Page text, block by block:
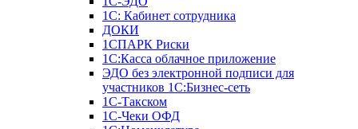
1С: Кабинет сотрудника
ДОКИ
1СПАРК Риски
1С:Касса облачное приложение
ЭДО без электронной подписи для
участников 1С:Бизнес-сеть
1С-Такском
1С-Чеки ОФД